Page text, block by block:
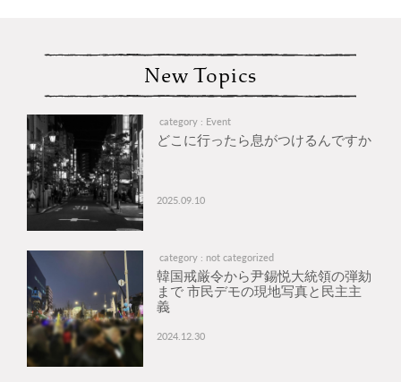
New Topics
category : Event
どこに行ったら息がつけるんですか
2025.09.10
category : not categorized
韓国戒厳令から尹錫悦大統領の弾劾
まで 市民デモの現地写真と民主主
義
2024.12.30